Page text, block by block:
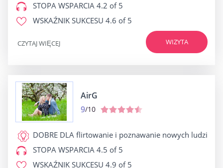
STOPA WSPARCIA 4.2 of 5
WSKAŹNIK SUKCESU 4.6 of 5
WIZYTA
CZYTAJ WIĘCEJ
AirG
9/10
DOBRE DLA flirtowanie i poznawanie nowych ludzi
STOPA WSPARCIA 4.5 of 5
WSKAŹNIK SUKCESU 4.9 of 5